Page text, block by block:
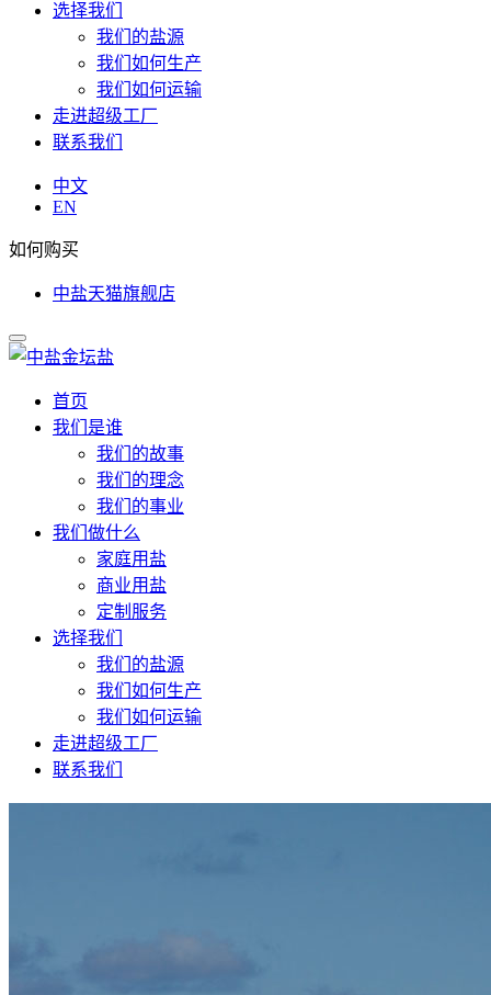
选择我们
我们的盐源
我们如何生产
我们如何运输
走进超级工厂
联系我们
中文
EN
如何购买
中盐天猫旗舰店
首页
我们是谁
我们的故事
我们的理念
我们的事业
我们做什么
家庭用盐
商业用盐
定制服务
选择我们
我们的盐源
我们如何生产
我们如何运输
走进超级工厂
联系我们